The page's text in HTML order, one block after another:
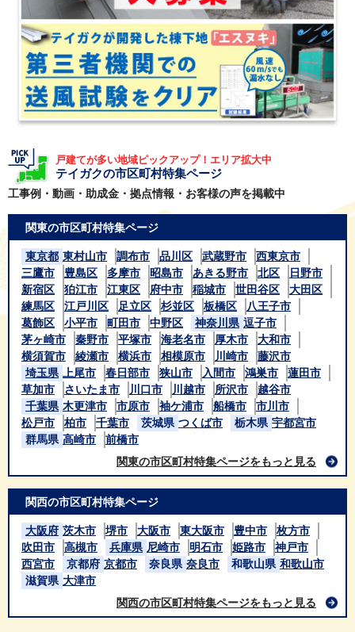
戸建てが多い地域ピックアップ！エリア拡大中
テイガクの市区町村特集ページ
工事例・動画・助成金・拠点情報・お客様の声を掲載中
関東の市区町村特集ページ
東京都 東村山市 調布市 品川区 武蔵野市
西東京市
三鷹市
豊島区 多摩市 昭島市 あきる野市 北区
日野市
新宿区
狛江市 江東区 府中市 稲城市 世田谷区
大田区
練馬区
江戸川区 足立区 杉並区 板橋区
八王子市
葛飾区
小平市 町田市 中野区 神奈川県 逗子市
茅ヶ崎市
秦野市 平塚市 海老名市 厚木市
大和市
横須賀市
綾瀬市 横浜市 相模原市 川崎市
藤沢市
埼玉県
上尾市 春日部市 狭山市 入間市 鴻巣市
蓮田市
草加市
さいたま市 川口市 川越市 所沢市
越谷市
千葉県 木更津市 市原市 袖ケ浦市 船橋市
市川市
松戸市
柏市 千葉市 茨城県 つくば市 栃木県 宇都宮市
群馬県 高崎市
前橋市
関東の市区町村特集ページをもっと見る
関西の市区町村特集ページ
大阪府 茨木市 堺市 大阪市 東大阪市 豊中市
枚方市
吹田市
高槻市 兵庫県 尼崎市 明石市 姫路市
神戸市
西宮市
京都府 京都市 奈良県 奈良市 和歌山県 和歌山市
滋賀県 大津市
関西の市区町村特集ページをもっと見る